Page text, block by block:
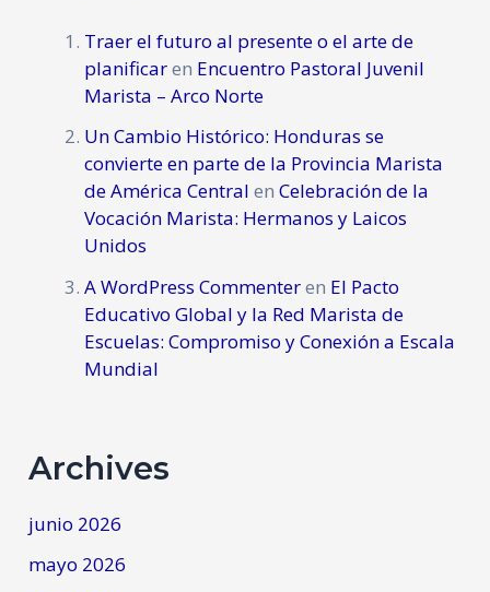
Traer el futuro al presente o el arte de
planificaren Encuentro Pastoral Juvenil
Marista – Arco Norte
Un Cambio Histórico: Honduras se
convierte en parte de la Provincia Marista
de América Central enCelebración de la
Vocación Marista: Hermanos y Laicos
Unidos
A WordPress Commenteren El Pacto
Educativo Global y la Red Marista de
Escuelas: Compromiso y Conexión a Escala
Mundial
Archives
junio 2026
mayo 2026